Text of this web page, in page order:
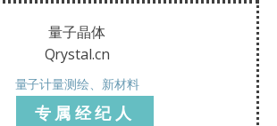
量子晶体
Qrystal.cn
量子计量测绘、新材料
专属经纪人